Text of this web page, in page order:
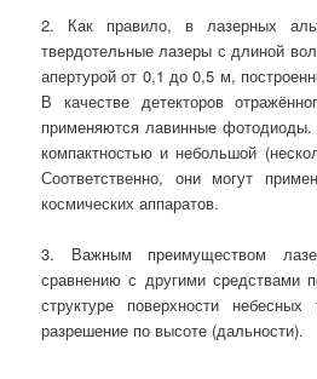
2. Как правило, в лазерных
твердотельные лазеры с длиной
апертурой от 0,1 до 0,5 м,
В качестве детекторов
применяются лавинные
компактностью и небольшой
Соответственно, они могут
космических аппаратов.
3. Важным преимуществом
сравнению с другими средствами
структуре поверхности
разрешение по высоте (дальности).